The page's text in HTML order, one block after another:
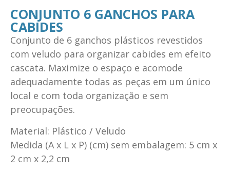
CONJUNTO 6 GANCHOS PARA
CABIDES
Conjunto de 6 ganchos plásticos revestidos
com veludo para organizar cabides em efeito
cascata. Maximize o espaço e acomode
adequadamente todas as peças em um único
local e com toda organização e sem
preocupações.
Material: Plástico / Veludo
Medida (A x L x P) (cm) sem embalagem: 5 cm x
2 cm x 2,2 cm